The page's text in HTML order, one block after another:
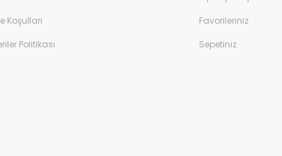
Koşullari
Politikası
Favorileriniz
Sepetiniz